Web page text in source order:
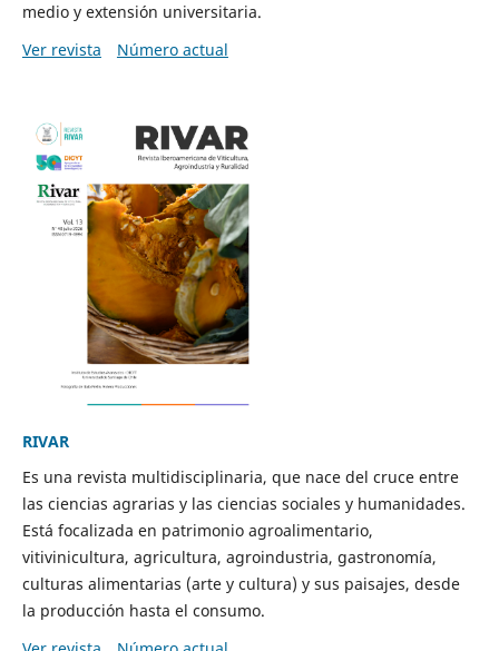
medio y extensión universitaria.
Ver revista
Número actual
RIVAR
Es una revista multidisciplinaria, que nace del cruce entre
las ciencias agrarias y las ciencias sociales y humanidades.
Está focalizada en patrimonio agroalimentario,
vitivinicultura, agricultura, agroindustria, gastronomía,
culturas alimentarias (arte y cultura) y sus paisajes, desde
la producción hasta el consumo.